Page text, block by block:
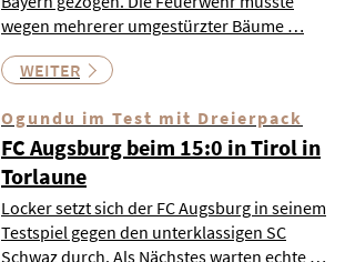
wegen mehrerer umgestürzter Bäume …
WEITER
Ogundu im Test mit Dreierpack
FC Augsburg beim 15:0 in Tirol in
Torlaune
Locker setzt sich der FC Augsburg in seinem
Testspiel gegen den unterklassigen SC
Schwaz durch. Als Nächstes warten echte …